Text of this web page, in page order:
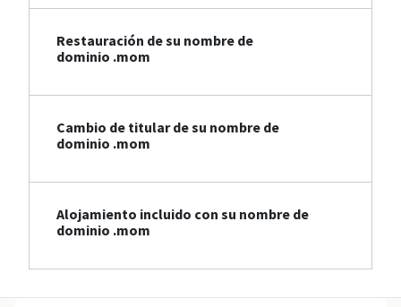
Restauración de su nombre de
dominio .mom
Cambio de titular de su nombre de
dominio .mom
Alojamiento incluido con su nombre de
dominio .mom